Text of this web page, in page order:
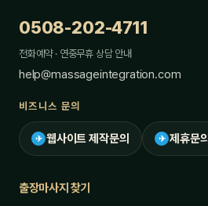
0508-202-4711
전화예약 · 연중무휴 상담 안내
help@massageintegration.com
비즈니스 문의
✈ 웹사이트 제작문의 ✈ 제휴문의
출장마사지 찾기